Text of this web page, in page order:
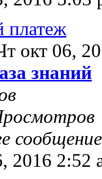
окт 06,
знаний
2016 2:52